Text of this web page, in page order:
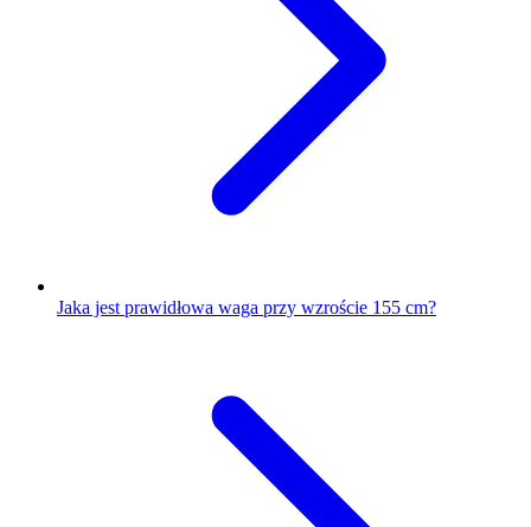
Jaka jest prawidłowa waga przy wzroście 155 cm?